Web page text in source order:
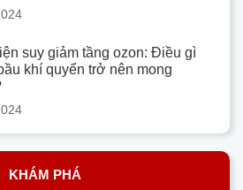
suy giảm tầng ozon: Điều gì
khí quyển trở nên mong
KHÁM PHÁ